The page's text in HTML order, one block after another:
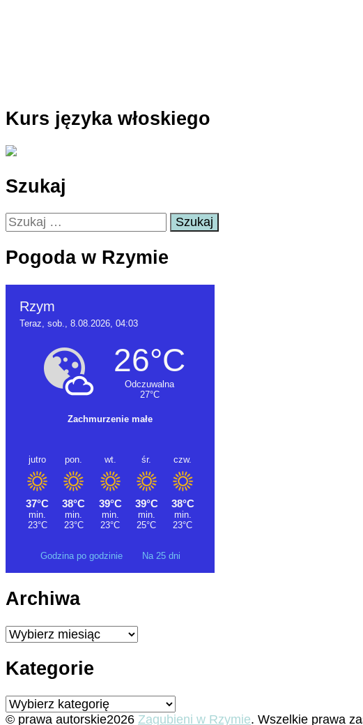
Kurs języka włoskiego
Szukaj
Szukaj:
Pogoda w Rzymie
Godzina po godzinie Na 25 dni
Archiwa
Archiwa
Kategorie
Kategorie
© prawa autorskie2026 Zagubieni w Rzymie. Wszelkie prawa